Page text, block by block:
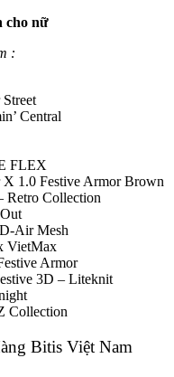
cho nữ
:
Central
FLEX
1.0 Festive Armor Brown
Retro Collection
Air Mesh
VietMax
Armor
3D – Liteknit
Collection
Bitis Việt Nam